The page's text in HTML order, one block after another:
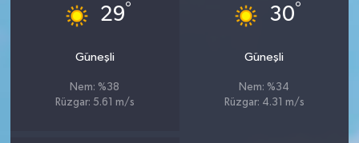
29°
Güneşli
Nem: %38
Rüzgar: 5.61 m/s
30°
Güneşli
Nem: %34
Rüzgar: 4.31 m/s